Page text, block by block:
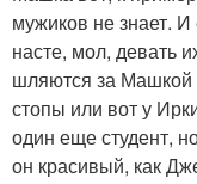
мужиков не знает.
насте, мол, девать
шляются за Машкой
стопы или вот у
один еще студент,
он красивый, как